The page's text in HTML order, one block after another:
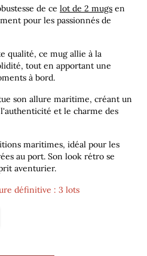
de ce lot de 2 mugs en
pour les passionnés de
qualité, ce mug allie à la
tout en apportant une
à bord.
son allure maritime, créant un
et le charme des
maritimes, idéal pour les
au port. Son look rétro se
aventurier.
définitive : 3 lots